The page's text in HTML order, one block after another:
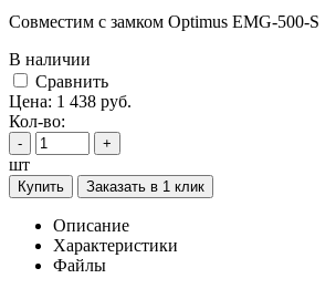
Совместим с замком Optimus EMG-500-S
В наличии
Cравнить
Цена: 1 438 руб.
Кол-во:
- +
шт
Купить Заказать в 1 клик
Описание
Характеристики
Файлы